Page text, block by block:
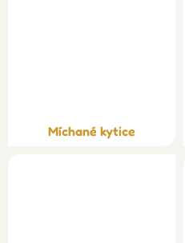
Míchané kytice